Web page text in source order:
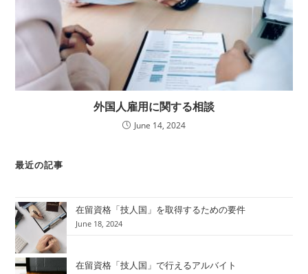
外国人雇用に関する相談
June 14, 2024
最近の記事
在留資格「技人国」を取得するための要件
June 18, 2024
在留資格「技人国」で行えるアルバイト